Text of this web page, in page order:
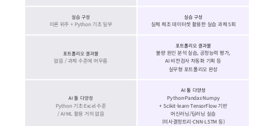
실습 구성
이론 위주 + Python 기초 일부
실습 구성
실제 제조 데이터셋 활용한 실습 과제 5회
포트폴리오 결과물
없음 / 과제 수준에 머무름
포트폴리오 결과물
불량 원인 분석 실습, 공정능력 평가,
AI 비전검사 자동화 기획 등
실무형 포트폴리오 완성
AI 툴 다양성
Python 기초·Excel 수준
/ AI·ML 활용 거의 없음
AI 툴 다양성
Python·Pandas·Numpy
+ Scikit-learn·TensorFlow 기반
머신러닝/딥러닝 실습
(의사결정트리·CNN·LSTM 등)